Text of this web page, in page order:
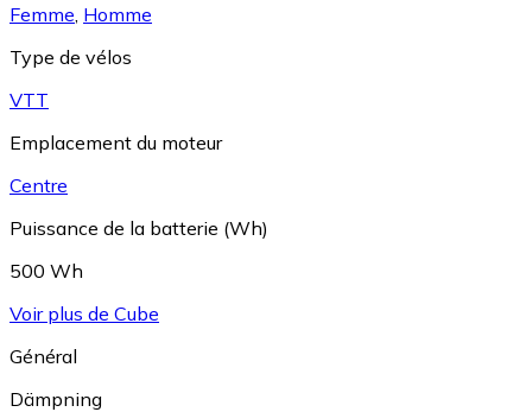
Femme Homme
Type de vélos
VTT
Emplacement du moteur
Centre
Puissance de la batterie (Wh)
500 Wh
Voir plus de Cube
Général
Dämpning